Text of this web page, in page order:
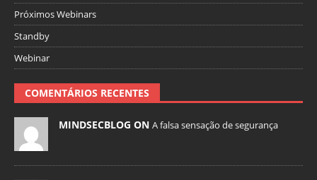
Próximos Webinars
Standby
Webinar
COMENTÁRIOS RECENTES
MINDSECBLOG ON A falsa sensação de segurança